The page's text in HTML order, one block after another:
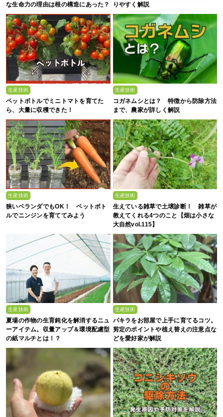
な生命力の理由は根の構造にあった？
りやすく解説
生産技術
ペットボトルでミニトマトを育てた
ら、大量に収穫できた！
生産技術
コガネムシとは？ 特徴から防除方法
まで、農家が詳しく解説
生産技術
狭いベランダでもOK！ ペットボト
ルでニンジンを育ててみよう
生産技術
生えている雑草で土壌診断！ 雑草が
教えてくれる4つのこと【畑は小さな
大自然vol.115】
生産技術
夏場の作物の生育鈍化を解消するニュ
ーアイテム。収量アップ＆環境配慮型
の紙マルチとは！？
生産技術
パキラをお部屋で上手に育てるコツ。
剪定のポイントや植え替えの注意点な
どを愛好家が解説